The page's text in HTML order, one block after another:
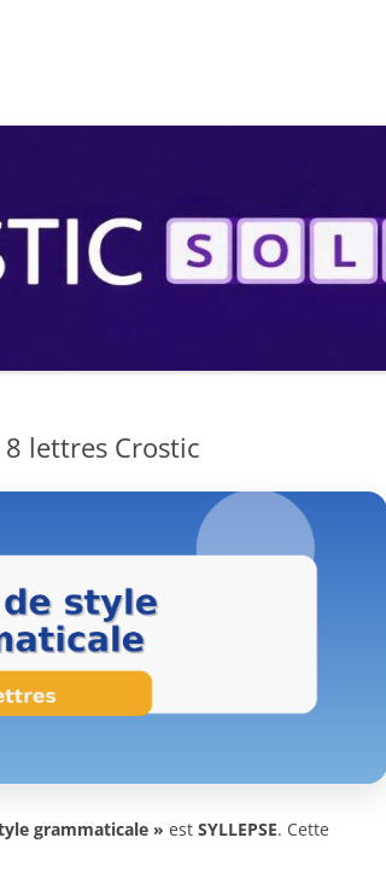
lettres Crostic
grammaticale » est SYLLEPSE. Cette